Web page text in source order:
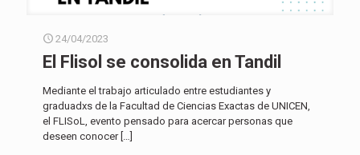
24/04/2023
El Flisol se consolida en Tandil
Mediante el trabajo articulado entre estudiantes y
graduadxs de la Facultad de Ciencias Exactas de UNICEN,
el FLISoL, evento pensado para acercar personas que
deseen conocer[…]